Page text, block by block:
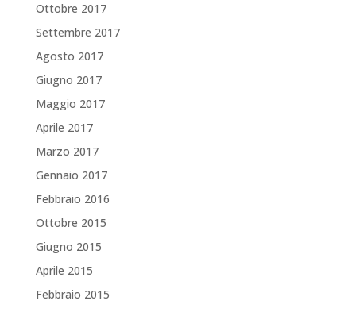
Ottobre 2017
Settembre 2017
Agosto 2017
Giugno 2017
Maggio 2017
Aprile 2017
Marzo 2017
Gennaio 2017
Febbraio 2016
Ottobre 2015
Giugno 2015
Aprile 2015
Febbraio 2015